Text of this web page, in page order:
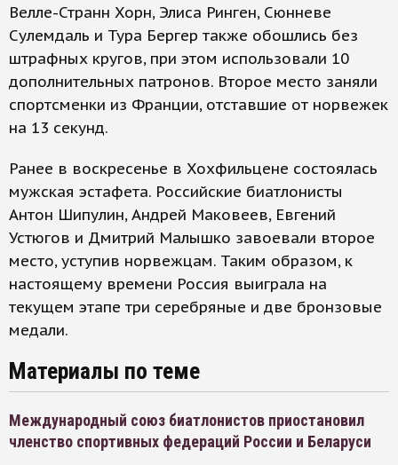
Велле-Странн Хорн, Элиса Ринген, Сюнневе
Сулемдаль и Тура Бергер также обошлись без
штрафных кругов, при этом использовали 10
дополнительных патронов. Второе место заняли
спортсменки из Франции, отставшие от норвежек
на 13 секунд.
Ранее в воскресенье в Хохфильцене состоялась
мужская эстафета. Российские биатлонисты
Антон Шипулин, Андрей Маковеев, Евгений
Устюгов и Дмитрий Малышко завоевали второе
место, уступив норвежцам. Таким образом, к
настоящему времени Россия выиграла на
текущем этапе три серебряные и две бронзовые
медали.
Материалы по теме
Международный союз биатлонистов приостановил
членство спортивных федераций России и Беларуси